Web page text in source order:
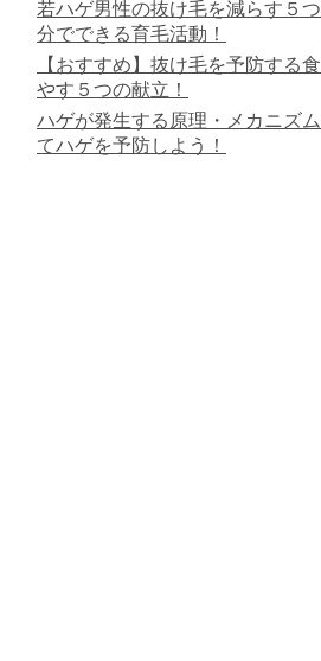
若ハゲ男性の抜け毛を減らす５
分でできる育毛活動！
【おすすめ】抜け毛を予防する
やす５つの献立！
ハゲが発生する原理・メカニズ
てハゲを予防しよう！